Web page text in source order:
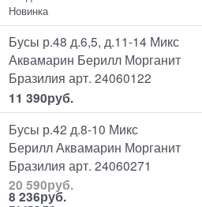
Новинка
Бусы р.48 д.6,5, д.11-14 Микс
Аквамарин Берилл Морганит
Бразилия арт. 24060122
11 390руб.
Бусы р.42 д.8-10 Микс
Берилл Аквамарин Морганит
Бразилия арт. 24060271
20 590руб.
8 236руб.